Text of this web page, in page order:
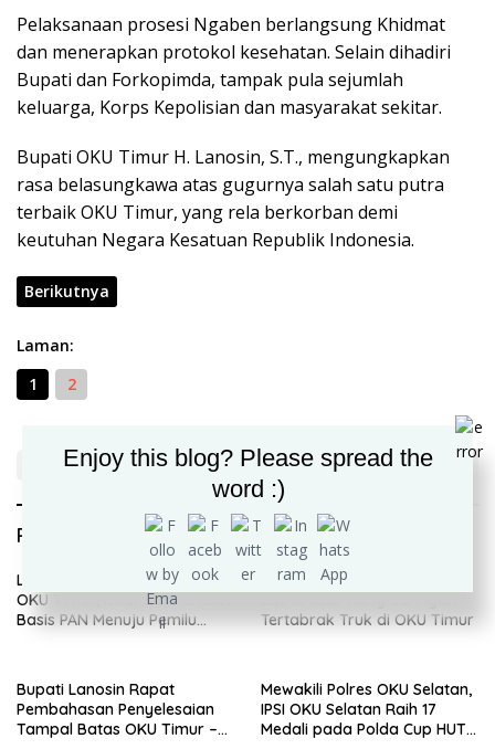
Pelaksanaan prosesi Ngaben berlangsung Khidmat
dan menerapkan protokol kesehatan. Selain dihadiri
Bupati dan Forkopimda, tampak pula sejumlah
keluarga, Korps Kepolisian dan masyarakat sekitar.
Bupati OKU Timur H. Lanosin, S.T., mengungkapkan
rasa belasungkawa atas gugurnya salah satu putra
terbaik OKU Timur, yang rela berkorban demi
keutuhan Negara Kesatuan Republik Indonesia.
Berikutnya
Laman:
1
2
Rekomendasi untuk kamu
Lantik Ribuan Relawan di
OKU Timur, Iskandar Perkuat
Basis PAN Menuju Pemilu
PLN Percepat Pemulihan
Tertabrak Truk di OKU Timur
Bupati Lanosin Rapat
Pembahasan Penyelesaian
Tampal Batas OKU Timur –
Mewakili Polres OKU Selatan,
IPSI OKU Selatan Raih 17
Medali pada Polda Cup HUT
Enjoy this blog? Please spread the
word :)